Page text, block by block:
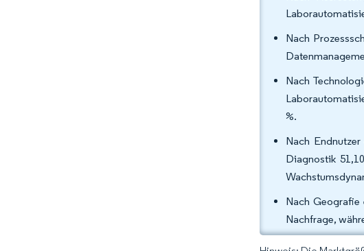
Nach
Nach
%.
Nach
Diagnostik
Nach
Nachfrage,